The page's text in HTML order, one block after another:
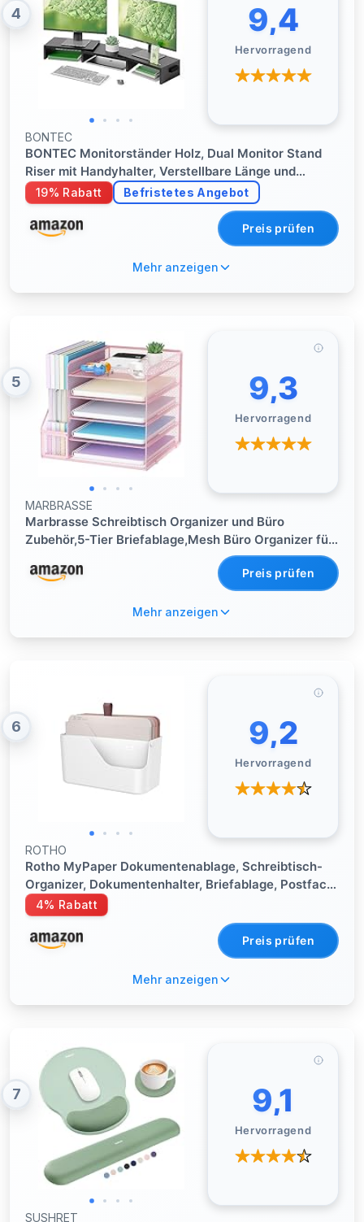
4 9,4
Hervorragend
BONTEC
BONTEC Monitorständer Holz, Dual Monitor Stand
Riser mit Handyhalter, Verstellbare Länge und
Schwenkwinkel, Ergonomischer Monitorständer für
2 Monitore, Für Büro und Heimarbeit
19% Rabatt Befristetes Angebot
Preis prüfen
Mehr anzeigen
5 9,3
Hervorragend
MARBRASSE
Marbrasse Schreibtisch Organizer und Büro
Zubehör,5-Tier Briefablage,Mesh Büro Organizer für
Schreibtischzubehör & Ablage(Rosa)
Preis prüfen
Mehr anzeigen
6 9,2
Hervorragend
ROTHO
Rotho MyPaper Dokumentenablage, Schreibtisch-
Organizer, Dokumentenhalter, Briefablage, Postfach,
Papierfach, Weiss/Rot
4% Rabatt
Preis prüfen
Mehr anzeigen
7 9,1
Hervorragend
SUSHRET